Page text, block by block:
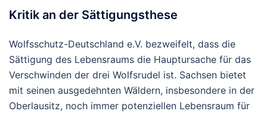
Kritik an der Sättigungsthese
Wolfsschutz-Deutschland e.V. bezweifelt, dass die
Sättigung des Lebensraums die Hauptursache für das
Verschwinden der drei Wolfsrudel ist. Sachsen bietet
mit seinen ausgedehnten Wäldern, insbesondere in der
Oberlausitz, noch immer potenziellen Lebensraum für